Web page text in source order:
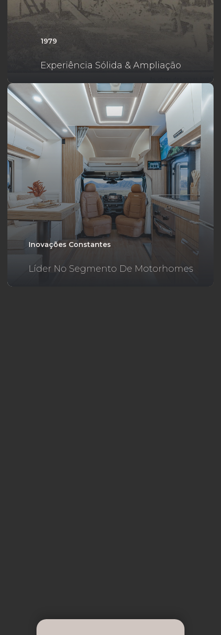
1979
Experiência Sólida & Ampliação
Inovações Constantes
Líder No Segmento De Motorhomes